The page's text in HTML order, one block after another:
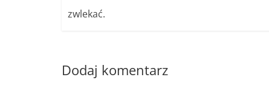
zwlekać.
Dodaj komentarz